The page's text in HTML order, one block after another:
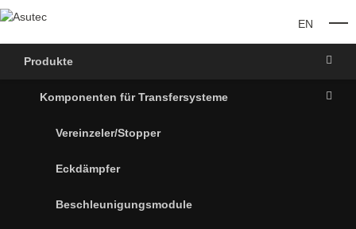
EN
Produkte
Komponenten für Transfersysteme
Vereinzeler/Stopper
Eckdämpfer
Beschleunigungsmodule